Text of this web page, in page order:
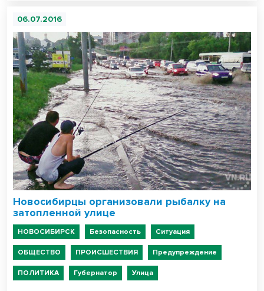
06.07.2016
Новосибирцы организовали рыбалку на
затопленной улице
НОВОСИБИРСК Безопасность Ситуация
ОБЩЕСТВО ПРОИСШЕСТВИЯ Предупреждение
ПОЛИТИКА Губернатор Улица